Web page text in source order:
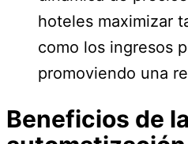
hoteles maximizar
como los ingresos
promoviendo una
Beneficios de la